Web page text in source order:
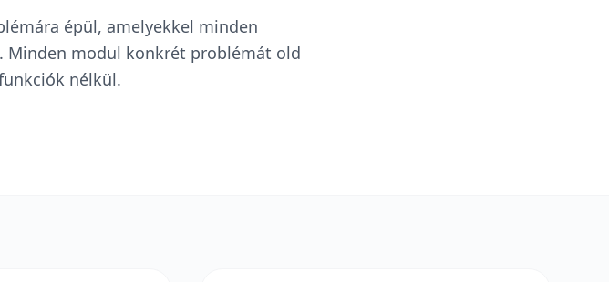
épül, amelyekkel minden
Minden modul konkrét problémát old
nélkül.